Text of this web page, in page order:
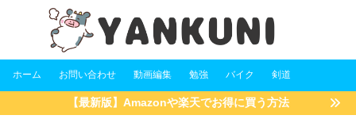
ホーム お問い合わせ 動画編集 勉強 バイク 剣道
【最新版】Amazonや楽天でお得に買う方法